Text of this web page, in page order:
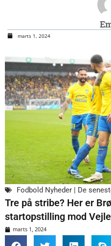
marts 1, 2024
Fodbold Nyheder | De
Tre på stribe? Her er
startopstilling mod Vejle
marts 1, 2024